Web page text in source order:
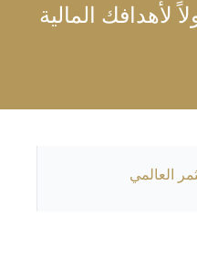
لأهدافك المالية
العالمي